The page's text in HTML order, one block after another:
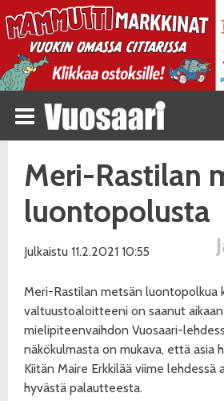
Meri-Rastilan
luontopolusta
Julkaistu 11.2.2021 10:55
Meri-Rastilan metsän luontopolkua
valtuustoaloitteeni on saanut
mielipiteenvaihdon Vuosaari-
näkökulmasta on mukava, että asia
Kiitän Maire Erkkilää viime lehdessä
hyvästä palautteesta.